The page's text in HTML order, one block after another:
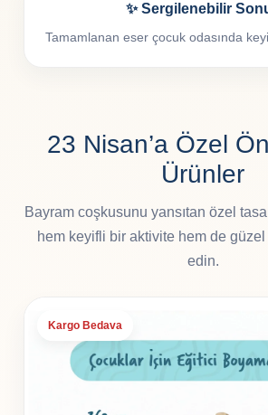
✨ Sergilenebilir
Tamamlanan eser çocuk odasında
23 Nisan’a Özel
Ürünler
Bayram coşkusunu yansıtan özel
hem keyifli bir aktivite hem de güzel
edin.
Kargo Bedava